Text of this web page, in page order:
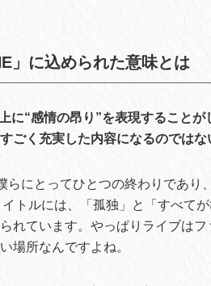
」に込められた意味とは
“感情の昂り”を表現することが
ごく充実した内容になるのではな
らにとってひとつの終わりであり
トルには、「孤独」と「すべて
れています。やっぱりライブは
場所なんですよね。